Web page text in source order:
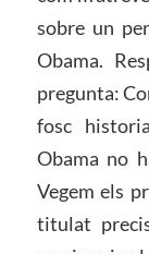
sobre un
Obama.
pregunta:
fosc
Obama no
Vegem els
titulat